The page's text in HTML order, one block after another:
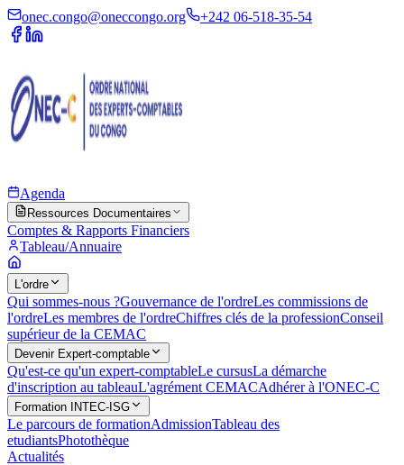
onec.congo@oneccongo.org +242 06-518-35-54
Agenda
Ressources Documentaires
Comptes & Rapports Financiers
Tableau/Annuaire
L'ordre
Qui sommes-nous ?Gouvernance de l'ordreLes commissions de
l'ordreLes membres de l'ordreChiffres clés de la professionConseil
supérieur de la CEMAC
Devenir Expert-comptable
Qu'est-ce qu'un expert-comptableLe cursusLa démarche
d'inscription au tableauL'agrément CEMACAdhérer à l'ONEC-C
Formation INTEC-ISG
Le parcours de formationAdmissionTableau des
etudiantsPhotothèque
Actualités